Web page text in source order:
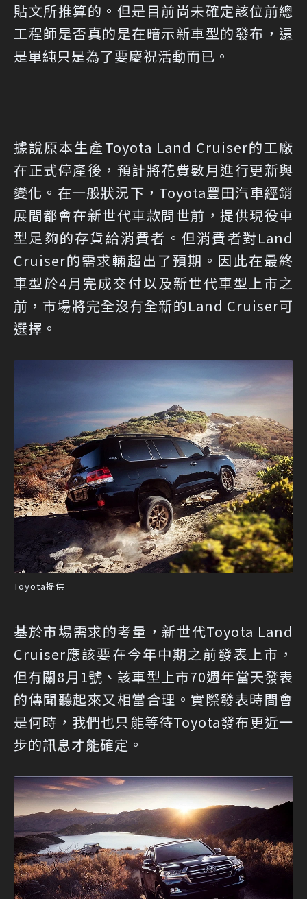
貼文所推算的。但是目前尚未確定該位前總
工程師是否真的是在暗示新車型的發布，還
是單純只是為了要慶祝活動而已。
據說原本生產Toyota Land Cruiser的工廠
在正式停產後，預計將花費數月進行更新與
變化。在一般狀況下，Toyota豐田汽車經銷
展間都會在新世代車款問世前，提供現役車
型足夠的存貨給消費者。但消費者對Land
Cruiser的需求輛超出了預期。因此在最終
車型於4月完成交付以及新世代車型上市之
前，市場將完全沒有全新的Land Cruiser可
選擇。
Toyota提供
基於市場需求的考量，新世代Toyota Land
Cruiser應該要在今年中期之前發表上市，
但有關8月1號、該車型上市70週年當天發表
的傳聞聽起來又相當合理。實際發表時間會
是何時，我們也只能等待Toyota發布更近一
步的訊息才能確定。